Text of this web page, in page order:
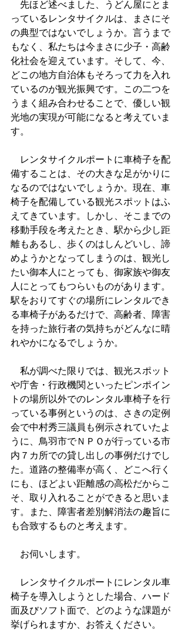
先ほど述べました、うどん屋にとま
っているレンタサイクルは、まさにそ
の典型ではないでしょうか。言うまで
もなく、私たちは今まさに少子・高齢
化社会を迎えています。そして、今、
どこの地方自治体もそろって力を入れ
ているのが観光振興です。この二つを
うまく組み合わせることで、優しい観
光地の実現が可能になると考えていま
す。
レンタサイクルポートに車椅子を配
備することは、その大きな足がかりに
なるのではないでしょうか。現在、車
椅子を配備している観光スポットはふ
えてきています。しかし、そこまでの
移動手段を考えたとき、駅から少し距
離もあるし、歩くのはしんどいし、諦
めようかとなってしまうのは、観光し
たい御本人にとっても、御家族や御友
人にとってもつらいものがあります。
駅をおりてすぐの場所にレンタルでき
る車椅子があるだけで、高齢者、障害
を持った旅行者の気持ちがどんなに晴
れやかになるでしょうか。
私が調べた限りでは、観光スポット
や庁舎・行政機関といったピンポイン
トの場所以外でのレンタル車椅子を行
っている事例というのは、さきの定例
会で中村秀三議員も例示されていたよ
うに、鳥羽市でＮＰＯが行っている市
内７カ所での貸し出しの事例だけでし
た。道路の整備率が高く、どこへ行く
にも、ほどよい距離感の高松だからこ
そ、取り入れることができると思いま
す。また、障害者差別解消法の趣旨に
も合致するものと考えます。
お伺いします。
レンタサイクルポートにレンタル車
椅子を導入しようとした場合、ハード
面及びソフト面で、どのような課題が
挙げられますか、お答えください。